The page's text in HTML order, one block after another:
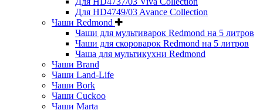
Для HD4749/03 Avance Collection
Чаши Redmond
Чаши для мультиварок Redmond на 5 литров
Чаши для скороварок Redmond на 5 литров
Чаша для мультикухни Redmond
Чаши Brand
Чаши Land-Life
Чаши Bork
Чаши Cuckoo
Чаши Marta